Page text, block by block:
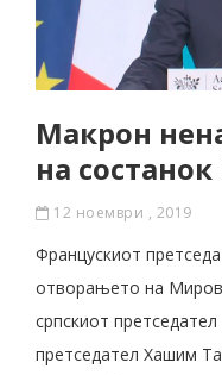
Макрон
на
12 ноември , 2019
Францускиот
отворањето на
српскиот
претседател Хашим